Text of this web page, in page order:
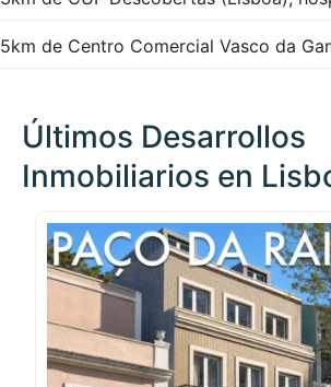
5km de Centro Comercial Vasco da
Últimos Desarrollos
Inmobiliarios en